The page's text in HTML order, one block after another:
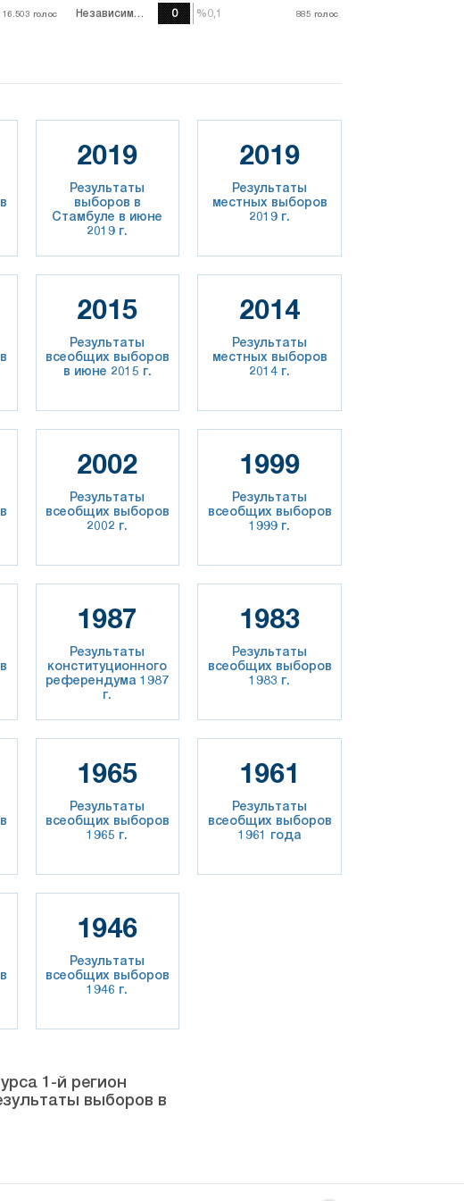
16.503 голос
16.503 голос
Независимый
0
%0,1 885 голос
%0,1 885 голос
2019
Результаты
выборов в
Стамбуле в июне
2019 г.
2019
Результаты
местных выборов
2019 г.
2015
Результаты
всеобщих выборов
в июне 2015 г.
2014
Результаты
местных выборов
2014 г.
2002
Результаты
всеобщих выборов
2002 г.
1999
Результаты
всеобщих выборов
1999 г.
1987
Результаты
конституционного
референдума 1987
г.
1983
Результаты
всеобщих выборов
1983 г.
1965
Результаты
всеобщих выборов
1965 г.
1961
Результаты
всеобщих выборов
1961 года
1946
Результаты
всеобщих выборов
1946 г.
1-й регион
выборов в